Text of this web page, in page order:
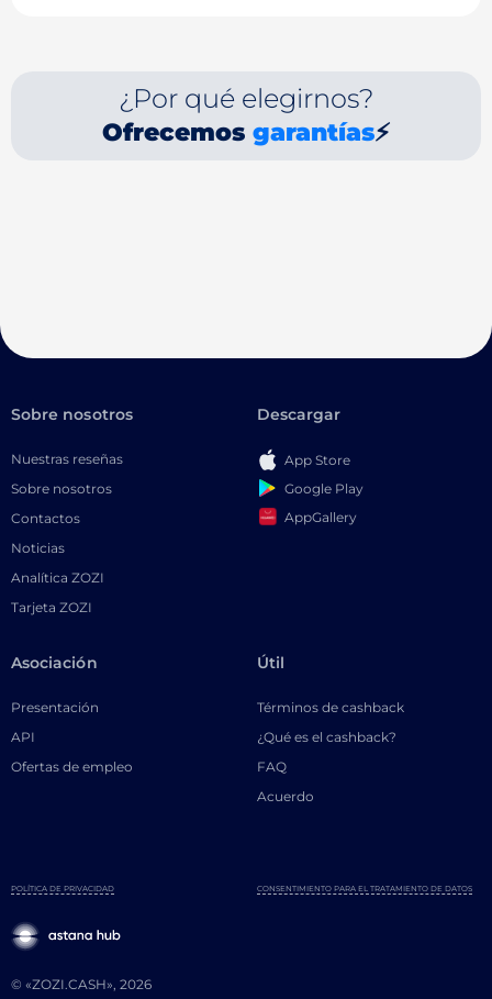
¿Por qué elegirnos?
Ofrecemos garantías⚡
Sobre nosotros
Nuestras reseñas
Sobre nosotros
Contactos
Noticias
Analítica ZOZI
Tarjeta ZOZI
Descargar
App Store
Google Play
AppGallery
Asociación
Presentación
API
Ofertas de empleo
Útil
Términos de cashback
¿Qué es el cashback?
FAQ
Acuerdo
© «ZOZI.CASH», 2026
POLÍTICA DE PRIVACIDAD CONSENTIMIENTO PARA EL TRATAMIENTO DE DATOS